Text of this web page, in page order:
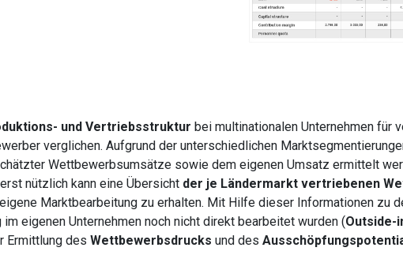
und Vertriebsstruktur bei multinationalen Unternehmen für
verglichen. Aufgrund der unterschiedlichen
Wettbewerbsumsätze sowie dem eigenen Umsatz ermittelt
nützlich kann eine Übersicht der je Ländermarkt vertriebenen
Marktbearbeitung zu erhalten. Mit Hilfe dieser Informationen zu
eigenen Unternehmen noch nicht direkt bearbeitet wurden (Outside-
Ermittlung des Wettbewerbsdrucks und des